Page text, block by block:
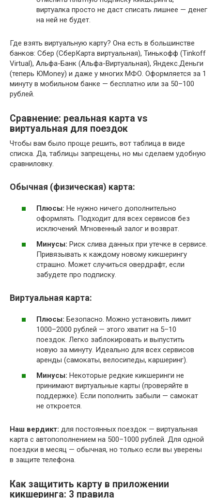
виртуалка просто не даст списать лишнее — денег
на ней не будет.
Где взять виртуальную карту? Она есть в большинстве
банков: Сбер (СберКарта виртуальная), Тинькофф (Tinkoff
Virtual), Альфа-Банк (Альфа-Виртуальная), Яндекс.Деньги
(теперь ЮMoney) и даже у многих МФО. Оформляется за 1
минуту в мобильном банке — бесплатно или за 50–100
рублей.
Сравнение: реальная карта vs
виртуальная для поездок
Чтобы вам было проще решить, вот таблица в виде
списка. Да, таблицы запрещены, но мы сделаем удобную
сравниловку.
Обычная (физическая) карта:
Плюсы: Не нужно ничего дополнительно
оформлять. Подходит для всех сервисов без
исключений. Мгновенный залог и возврат.
Минусы: Риск слива данных при утечке в сервисе.
Привязывать к каждому новому кикшерингу
страшно. Может случиться овердрафт, если
забудете про подписку.
Виртуальная карта:
Плюсы: Безопасно. Можно установить лимит
1000–2000 рублей — этого хватит на 5–10
поездок. Легко заблокировать и выпустить
новую за минуту. Идеально для всех сервисов
аренды (самокаты, велосипеды, каршеринг).
Минусы: Некоторые редкие кикшеринги не
принимают виртуальные карты (проверяйте в
поддержке). Если пополнить забыли — самокат
не откроется.
Наш вердикт: для постоянных поездок — виртуальная
карта с автопополнением на 500–1000 рублей. Для одной
поездки в месяц — обычная, но только если вы уверены
в защите телефона.
Как защитить карту в приложении
кикшеринга: 3 правила